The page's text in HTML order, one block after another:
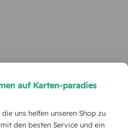
auf Karten-paradies
uns helfen unseren Shop zu
den besten Service und ein